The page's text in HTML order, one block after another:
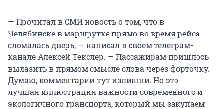
— Прочитал в СМИ новость о том, что в
Челябинске в маршрутке прямо во время рейса
сломалась дверь, — написал в своем телеграм-
канале Алексей Текслер. — Пассажирам пришлось
вылазить в прямом смысле слова через форточку.
Думаю, комментарии тут излишни. Но это
лучшая иллюстрация важности современного и
экологичного транспорта, который мы закупаем